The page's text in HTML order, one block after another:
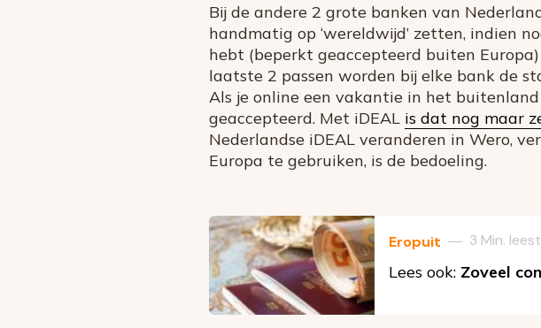
Bij de andere 2 grote banken van
handmatig op ‘wereldwijd’ zetten, indien
hebt (beperkt geaccepteerd buiten
laatste 2 passen worden bij elke bank de
Als je online een vakantie in het
geaccepteerd. Met iDEAL is dat nog maar
Nederlandse iDEAL veranderen in Wero,
Europa te gebruiken, is de bedoeling.
Eropuit — 3 Min.
Lees ook: Zoveel